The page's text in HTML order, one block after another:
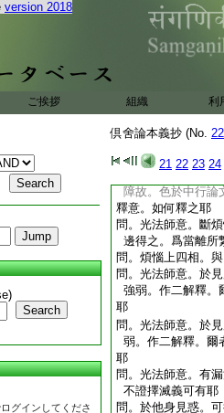
version 2018
ご挨拶 組織 利
Search
グインしてくださ
倶舍論本義抄 (No.
21 22 23 24
大僧都宗性
年齡六
問題
問。雜心論中。釋
聖説有漏
爾者
障故。色於中行論
釋意。如何釋之耶
問。光法師意。斷
邊得之。爲當離所
問。煩惱上四相。
問。光法師意。於
強弱。作二解釋。
耶
問。光法師意。於
弱。作二解釋。爾
耶
問。光法師意。有
不證擇滅義可有耶
問。於他身見惑。